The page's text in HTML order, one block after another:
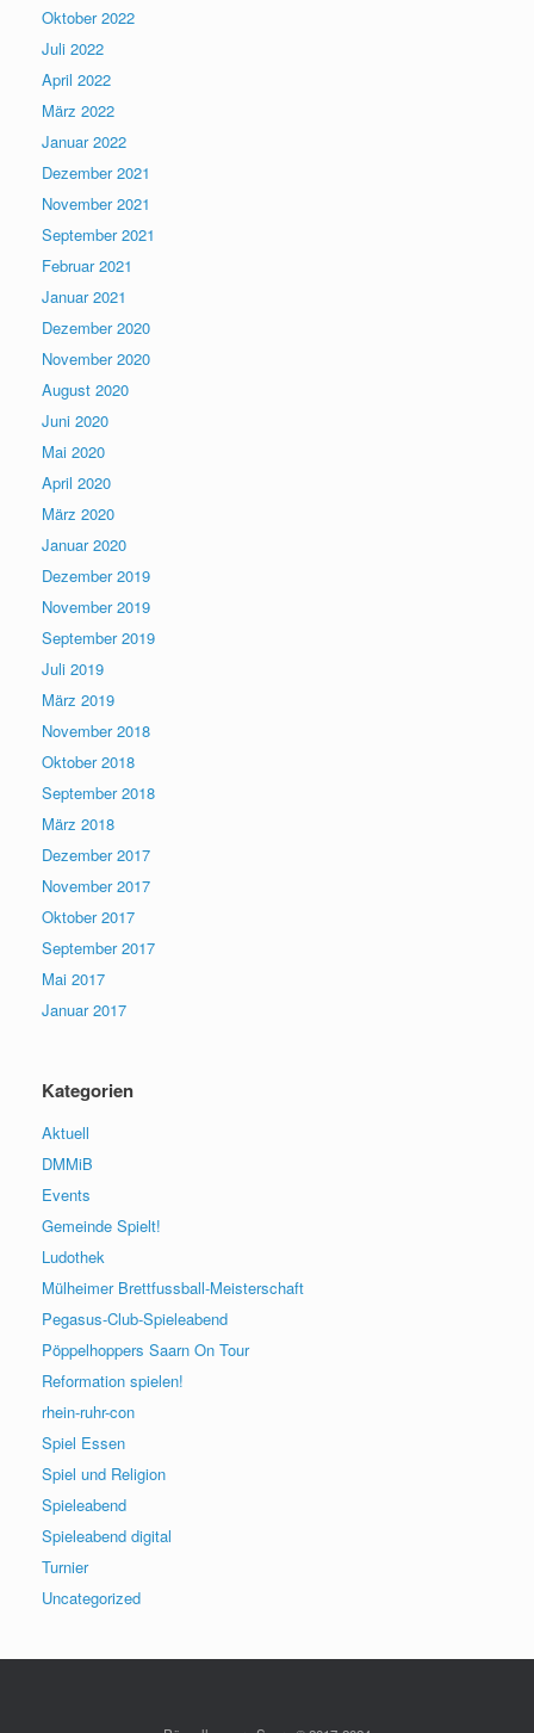
Oktober 2022
Juli 2022
April 2022
März 2022
Januar 2022
Dezember 2021
November 2021
September 2021
Februar 2021
Januar 2021
Dezember 2020
November 2020
August 2020
Juni 2020
Mai 2020
April 2020
März 2020
Januar 2020
Dezember 2019
November 2019
September 2019
Juli 2019
März 2019
November 2018
Oktober 2018
September 2018
März 2018
Dezember 2017
November 2017
Oktober 2017
September 2017
Mai 2017
Januar 2017
Kategorien
Aktuell
DMMiB
Events
Gemeinde Spielt!
Ludothek
Mülheimer Brettfussball-Meisterschaft
Pegasus-Club-Spieleabend
Pöppelhoppers Saarn On Tour
Reformation spielen!
rhein-ruhr-con
Spiel Essen
Spiel und Religion
Spieleabend
Spieleabend digital
Turnier
Uncategorized